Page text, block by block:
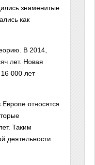
знаменитые
как
В 2014,
лет. Новая
000 лет
относятся
Таким
деятельности